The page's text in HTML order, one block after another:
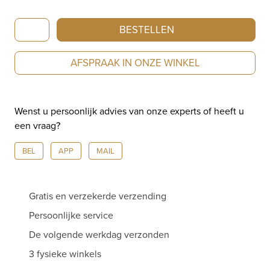
Artur
Scholl
Ring
Roségoud
88/01205R/C
aantal
BESTELLEN
AFSPRAAK IN ONZE WINKEL
Wenst u persoonlijk advies van onze experts of heeft u
een vraag?
BEL APP MAIL
Gratis en verzekerde verzending
Persoonlijke service
De volgende werkdag verzonden
3 fysieke winkels